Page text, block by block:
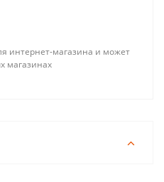
интернет-магазина и может
магазинах